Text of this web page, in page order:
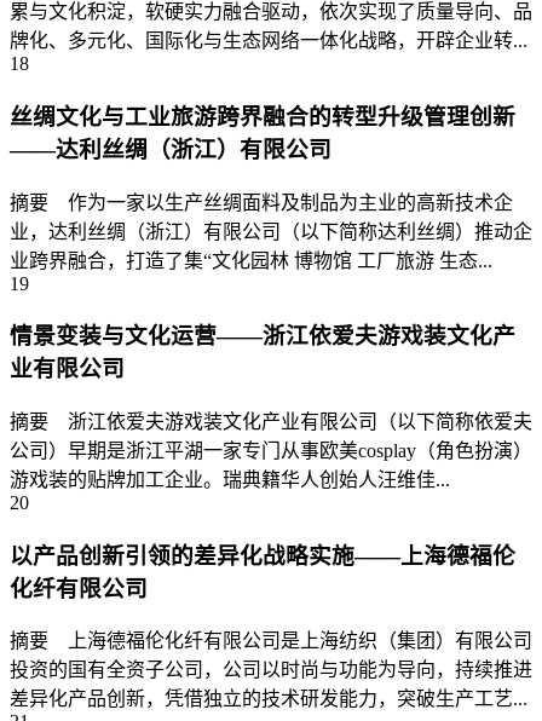
累与文化积淀，软硬实力融合驱动，依次实现了质量导向、品
牌化、多元化、国际化与生态网络一体化战略，开辟企业转...
18
丝绸文化与工业旅游跨界融合的转型升级管理创新
——达利丝绸（浙江）有限公司
摘要 作为一家以生产丝绸面料及制品为主业的高新技术企
业，达利丝绸（浙江）有限公司（以下简称达利丝绸）推动企
业跨界融合，打造了集“文化园林 博物馆 工厂旅游 生态...
19
情景变装与文化运营——浙江依爱夫游戏装文化产
业有限公司
摘要 浙江依爱夫游戏装文化产业有限公司（以下简称依爱夫
公司）早期是浙江平湖一家专门从事欧美cosplay（角色扮演）
游戏装的贴牌加工企业。瑞典籍华人创始人汪维佳...
20
以产品创新引领的差异化战略实施——上海德福伦
化纤有限公司
摘要 上海德福伦化纤有限公司是上海纺织（集团）有限公司
投资的国有全资子公司，公司以时尚与功能为导向，持续推进
差异化产品创新，凭借独立的技术研发能力，突破生产工艺...